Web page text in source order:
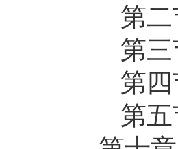
第
第
第
第